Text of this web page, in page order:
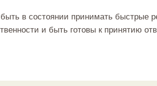
в состоянии принимать быстрые
и быть готовы к принятию